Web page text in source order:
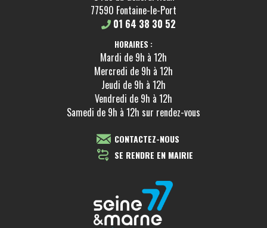
77590 Fontaine-le-Port
01 64 38 30 52
HORAIRES :
Mardi de 9h à 12h
Mercredi de 9h à 12h
Jeudi de 9h à 12h
Vendredi de 9h à 12h
Samedi de 9h à 12h sur rendez-vous
CONTACTEZ-NOUS
SE RENDRE EN MAIRIE